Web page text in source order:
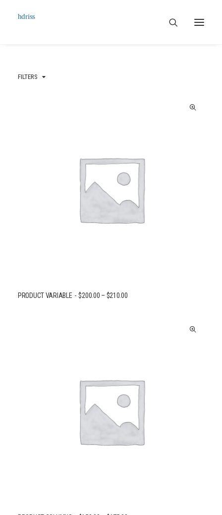
FILTERS
PRODUCT VARIABLE $200.00 – $210.00